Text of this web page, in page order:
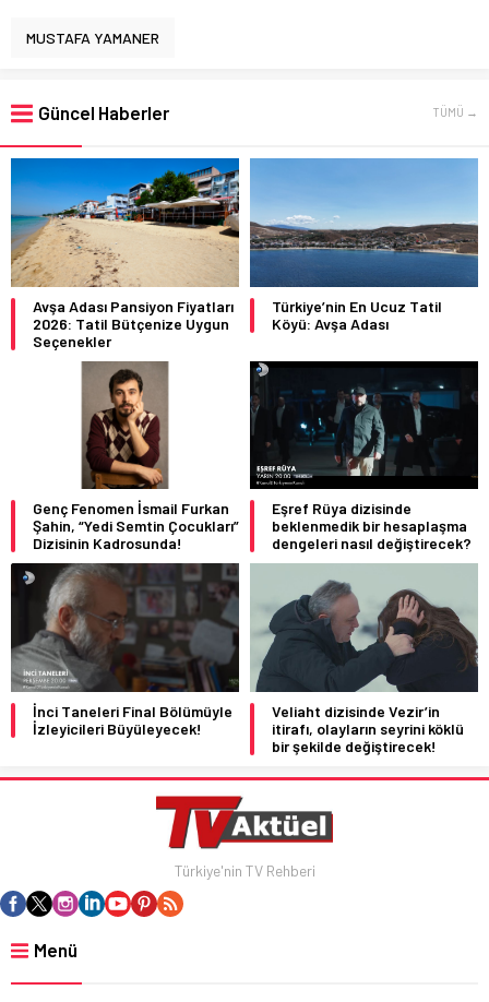
MUSTAFA YAMANER
Güncel Haberler TÜMÜ →
Avşa Adası Pansiyon Fiyatları
2026: Tatil Bütçenize Uygun
Seçenekler
Türkiye’nin En Ucuz Tatil
Köyü: Avşa Adası
Genç Fenomen İsmail Furkan
Şahin, “Yedi Semtin Çocukları”
Dizisinin Kadrosunda!
Eşref Rüya dizisinde
beklenmedik bir hesaplaşma
dengeleri nasıl değiştirecek?
İnci Taneleri Final Bölümüyle
İzleyicileri Büyüleyecek!
Veliaht dizisinde Vezir’in
itirafı, olayların seyrini köklü
bir şekilde değiştirecek!
Türkiye'nin TV Rehberi
Menü